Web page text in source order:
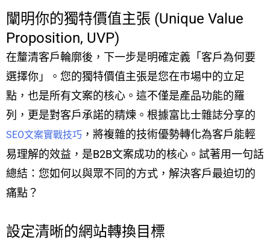
闡明你的獨特價值主張 (Unique Value
Proposition, UVP)
在釐清客戶輪廓後，下一步是明確定義「客戶為何要
選擇你」。您的獨特價值主張是您在市場中的立足
點，也是所有文案的核心。這不僅是產品功能的羅
列，更是對客戶承諾的精煉。根據富比士雜誌分享的
SEO文案實戰技巧 ，將複雜的技術優勢轉化為客戶能輕
易理解的效益，是B2B文案成功的核心。試著用一句話
總結：您如何以與眾不同的方式，解決客戶最迫切的
痛點？
設定清晰的網站轉換目標